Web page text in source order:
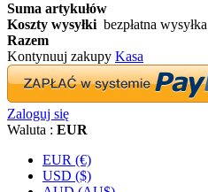
Suma artykułów
Koszty wysyłki bezpłatna wysyłka
Razem
Kontynuuj zakupy Kasa
Zaloguj się
Waluta : EUR
EUR (€)
USD ($)